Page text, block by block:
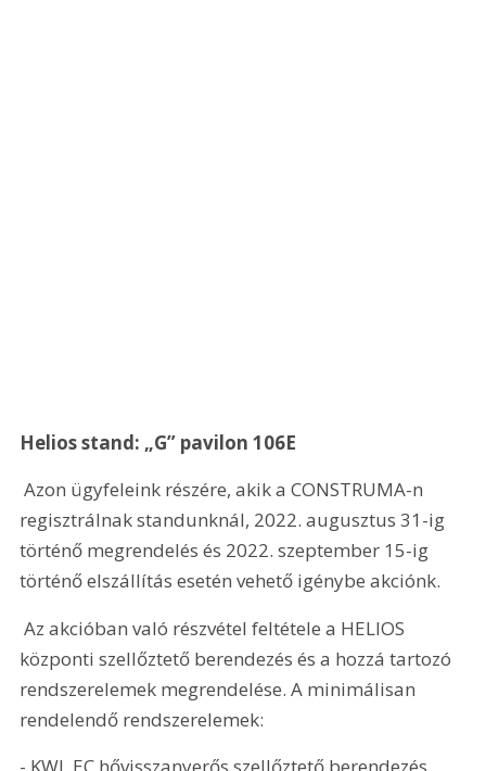
Helios stand: „G” pavilon 106E
Azon ügyfeleink részére, akik a CONSTRUMA-n
regisztrálnak standunknál, 2022. augusztus 31-ig
történő megrendelés és 2022. szeptember 15-ig
történő elszállítás esetén vehető igénybe akciónk.
Az akcióban való részvétel feltétele a HELIOS
központi szellőztető berendezés és a hozzá tartozó
rendszerelemek megrendelése. A minimálisan
rendelendő rendszerelemek:
- KWL EC hővisszanyerős szellőztető berendezés